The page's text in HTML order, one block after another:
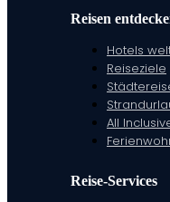
Reisen
Hotels
Reiseziele
All
Reise-Services